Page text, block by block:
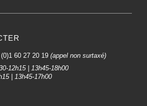
60 27 20 19 (appel non surtaxé)
12h15 | 13h45-18h00
| 13h45-17h00